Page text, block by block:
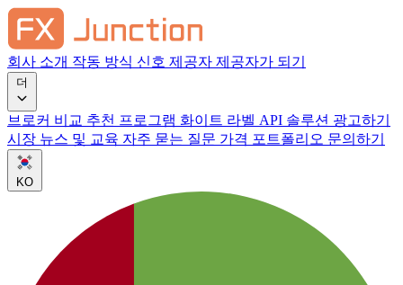
회사 소개 작동 방식 신호 제공자 제공자가 되기
브로커 비교 추천 프로그램 화이트 라벨 API 솔루션 광고하기
시장 뉴스 및 교육 자주 묻는 질문 가격 포트폴리오 문의하기
KO